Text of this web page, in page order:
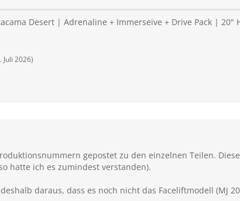
Desert | Adrenaline + Immerseive + Drive Pack | 20"
Juli 2026)
gepostet zu den einzelnen Teilen.
hatte ich es zumindest verstanden).
daraus, dass es noch nicht das Faceliftmodell (MJ